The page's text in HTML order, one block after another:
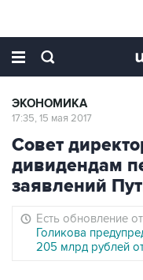
ЭКОНОМИКА
17:35, 15 мая 2017
Совет
дивидендам
заявлений
Есть обновление от
Голикова
205 млрд рублей